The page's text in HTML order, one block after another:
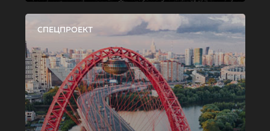
СПЕЦПРОЕКТ